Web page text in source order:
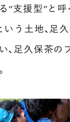
“支援型”と呼
いう土地、足
、足久保茶の